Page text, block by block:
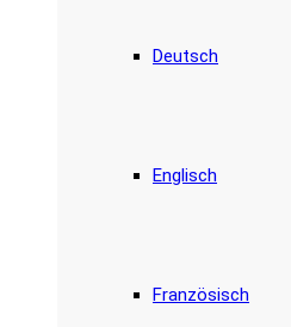
Deutsch
Englisch
Französisch